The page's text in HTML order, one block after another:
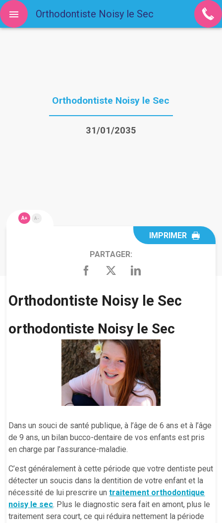
Orthodontiste Noisy le Sec
31/01/2035
A+ A-
IMPRIMER
PARTAGER:
Orthodontiste Noisy le Sec
orthodontiste Noisy le Sec
Dans un souci de santé publique, à l’âge de 6 ans et à l’âge
de 9 ans, un bilan bucco-dentaire de vos enfants est pris
en charge par l’assurance-maladie.
C’est généralement à cette période que votre dentiste peut
détecter un soucis dans la dentition de votre enfant et la
nécessité de lui prescrire untraitement orthodontique
noisy le sec. Plus le diagnostic sera fait en amont, plus le
traitement sera court, ce qui réduira nettement la période
Orthodontiste Noisy le Sec